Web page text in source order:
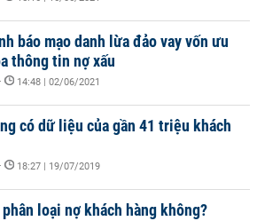
báo mạo danh lừa đảo vay vốn ưu
thông tin nợ xấu
14:48 | 02/06/2021
có dữ liệu của gần 41 triệu khách
18:27 | 19/07/2019
phân loại nợ khách hàng không?